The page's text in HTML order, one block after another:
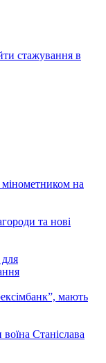
стажування в
мінометником на
та нові
для
мають
Станіслава